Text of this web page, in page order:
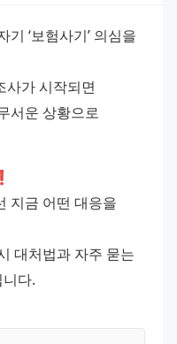
‘보험사기’ 의심을
사가 시작되면
서운 상황으로
지금 어떤 대응을
대처법과 자주 묻는
다.